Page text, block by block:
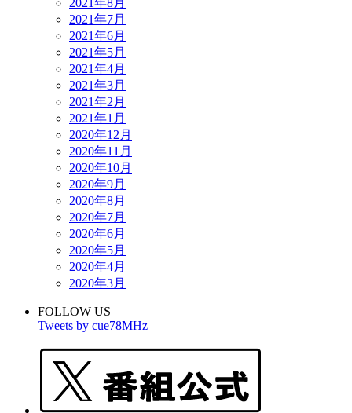
2021年8月
2021年7月
2021年6月
2021年5月
2021年4月
2021年3月
2021年2月
2021年1月
2020年12月
2020年11月
2020年10月
2020年9月
2020年8月
2020年7月
2020年6月
2020年5月
2020年4月
2020年3月
FOLLOW US
Tweets by cue78MHz